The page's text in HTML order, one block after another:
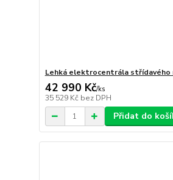
Lehká elektrocentrála střídavého
42 990 Kč/ks
35 529 Kč bez DPH
Přidat do